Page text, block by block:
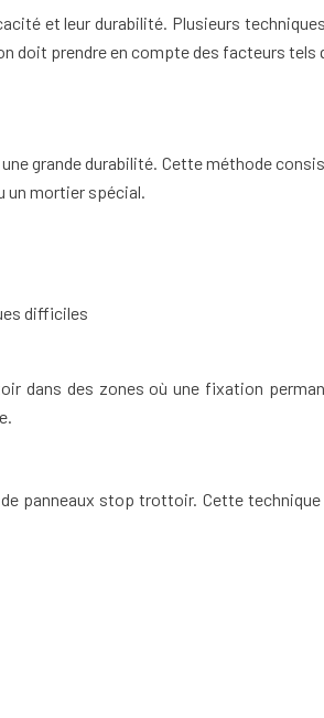
et leur durabilité. Plusieurs
prendre en compte des facteurs tels
grande durabilité. Cette méthode
un mortier spécial.
difficiles
dans des zones où une fixation
panneaux stop trottoir. Cette